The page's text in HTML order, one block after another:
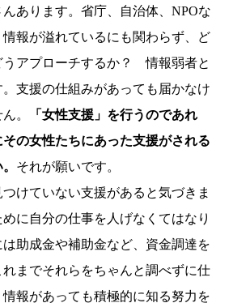
あります。省庁、自治体、NPOな
報が溢れているにも関わらず、ど
うアプローチするか？ 情報弱者と
支援の仕組みがあっても届かなけ
。
「女性支援」を行うのであれ
の女性たちにあった支援がされる
それが願いです。
けていない支援があると気づきま
に自分の仕事を人げなくてはなり
助成金や補助金など、資金調達を
までそれらをちゃんと調べずに仕
報があっても積極的に知る努力を